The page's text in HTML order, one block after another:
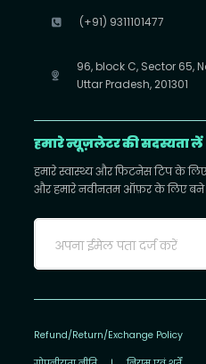
(+91) 9311101477
96, block C, Sector 65,
Uttar Pradesh, 201301
हमारे न्यूज़लेटर की सदस्यता लें
हमारे स्वास्थ्य और फिटनेस टिप के
और हमारे नवीनतम ऑफ़र के लिए बने
Refund/Return/Exchange Policy